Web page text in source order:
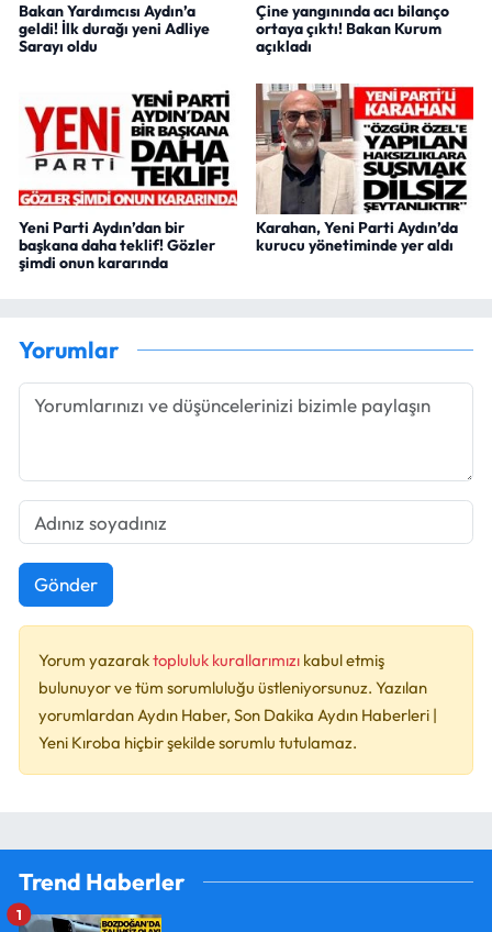
Bakan Yardımcısı Aydın’a
geldi! İlk durağı yeni Adliye
Sarayı oldu
Çine yangınında acı bilanço
ortaya çıktı! Bakan Kurum
açıkladı
Yeni Parti Aydın’dan bir
başkana daha teklif! Gözler
şimdi onun kararında
Karahan, Yeni Parti Aydın’da
kurucu yönetiminde yer aldı
Yorumlar
Gönder
Yorum yazaraktopluluk kurallarımızı kabul etmiş
bulunuyor ve tüm sorumluluğu üstleniyorsunuz. Yazılan
yorumlardan Aydın Haber, Son Dakika Aydın Haberleri |
Yeni Kıroba hiçbir şekilde sorumlu tutulamaz.
Trend Haberler
1